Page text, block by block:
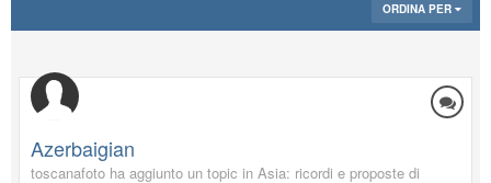
ORDINA PER
Azerbaigian
toscanafoto ha aggiunto un topic in Asia: ricordi e proposte di